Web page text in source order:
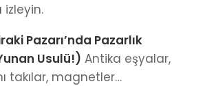
izleyin.
Pazarı’nda Pazarlık
Usulü!) Antika eşyalar,
takılar, magnetler…